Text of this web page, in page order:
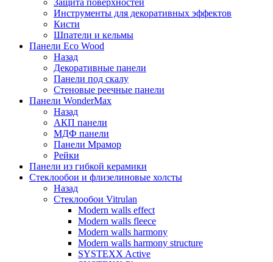
Защита поверхностей
Инструменты для декоративных эффектов
Кисти
Шпатели и кельмы
Панели Eco Wood
Назад
Декоративные панели
Панели под скалу
Стеновые реечные панели
Панели WonderMax
Назад
АКП панели
МДФ панели
Панели Мрамор
Рейки
Панели из гибкой керамики
Стеклообои и флизелиновые холсты
Назад
Стеклообои Vitrulan
Modern walls effect
Modern walls fleece
Modern walls harmony
Modern walls harmony structure
SYSTEXX Active